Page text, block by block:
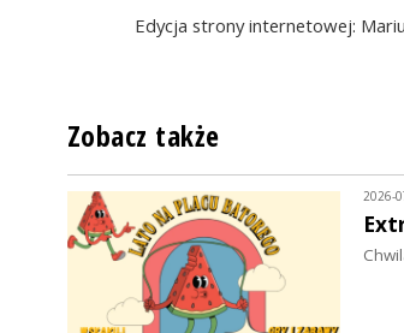
Edycja strony internetowej:
Zobacz także
2026-